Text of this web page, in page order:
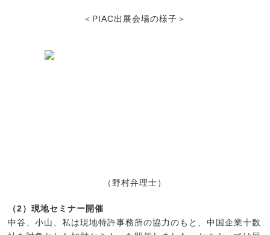
＜PIAC出展会場の様子＞
（野村弁理士）
（2）現地セミナー開催
中谷、小山、私は現地特許事務所の協力のもと、中国企業十数